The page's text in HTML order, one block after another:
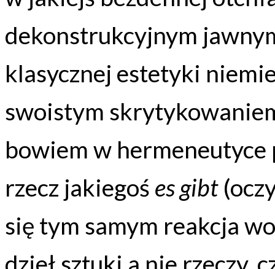
dekonstrukcyjnym
klasycznej estetyki
swoistym
bowiem w hermeneutyce
rzecz jakiegoś es gibt
się tym samym reakcja